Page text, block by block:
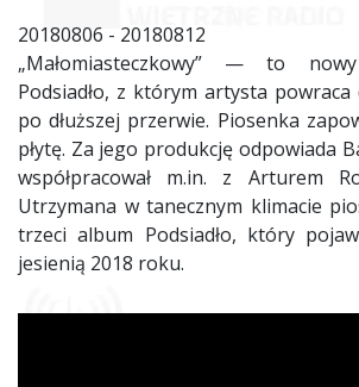
20180806 - 20180812
„Małomiasteczkowy” — to
Podsiadło, z którym artysta
po dłuższej przerwie. Piosenka
płytę. Za jego produkcję odpowiada
współpracował m.in. z Arturem
Utrzymana w tanecznym klimacie
trzeci album Podsiadło, który
jesienią 2018 roku.